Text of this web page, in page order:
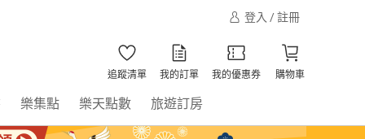
登入 / 註冊
追蹤清單 我的訂單 我的優惠券 購物車
樂集點 樂天點數 旅遊訂房